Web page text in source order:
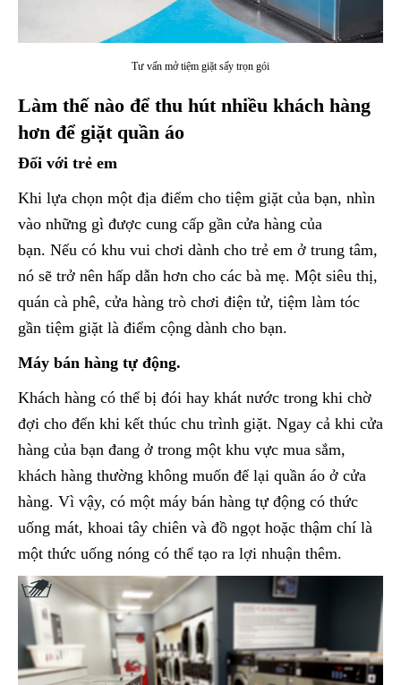
Tư vấn mở tiệm giặt sấy trọn gói
Làm thế nào để thu hút nhiều khách hàng
hơn để giặt quần áo
Đối với trẻ em
Khi lựa chọn một địa điểm cho tiệm giặt của bạn, nhìn
vào những gì được cung cấp gần cửa hàng của
bạn. Nếu có khu vui chơi dành cho trẻ em ở trung tâm,
nó sẽ trở nên hấp dẫn hơn cho các bà mẹ. Một siêu thị,
quán cà phê, cửa hàng trò chơi điện tử, tiệm làm tóc
gần tiệm giặt là điểm cộng dành cho bạn.
Máy bán hàng tự động.
Khách hàng có thể bị đói hay khát nước trong khi chờ
đợi cho đến khi kết thúc chu trình giặt. Ngay cả khi cửa
hàng của bạn đang ở trong một khu vực mua sắm,
khách hàng thường không muốn để lại quần áo ở cửa
hàng. Vì vậy, có một máy bán hàng tự động có thức
uống mát, khoai tây chiên và đồ ngọt hoặc thậm chí là
một thức uống nóng có thể tạo ra lợi nhuận thêm.